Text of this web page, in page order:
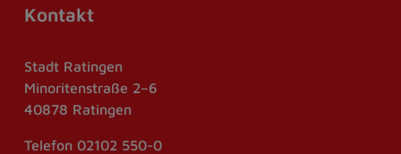
Kontakt
Stadt Ratingen
Minoritenstraße 2–6
40878 Ratingen
Telefon 02102 550-0